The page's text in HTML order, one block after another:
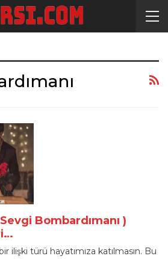
Bombardımanı )
ilişki türü hayatımıza katılmasın. Bu